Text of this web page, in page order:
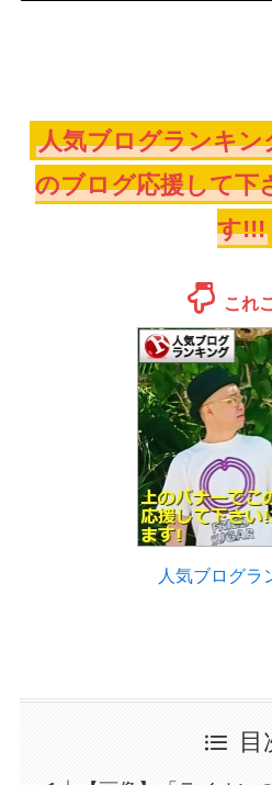
人気ブログランキン
のブログ応援して下
す!!!
これ
人気ブログラ
目